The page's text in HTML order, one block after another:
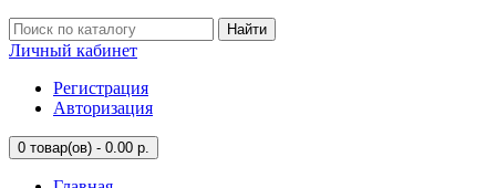
Найти
Личный кабинет
Регистрация
Авторизация
0 товар(ов) - 0.00 р.